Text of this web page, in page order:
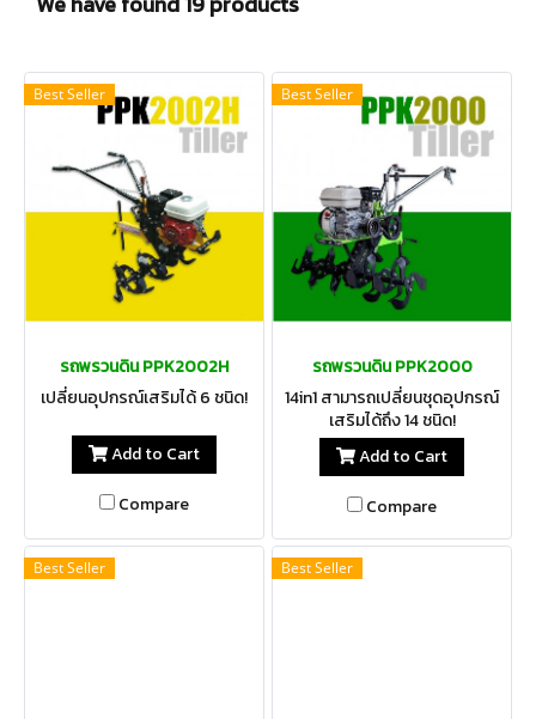
Best Seller
รถพรวนดิน PPK2002H
เปลี่ยนอุปกรณ์เสริมได้ 6 ชนิด!
Add to Cart
Compare
Best Seller
รถพรวนดิน PPK2000
14in1 สามารถเปลี่ยนชุดอุปกรณ์
เสริมได้ถึง 14 ชนิด!
Add to Cart
Compare
Best Seller Best Seller